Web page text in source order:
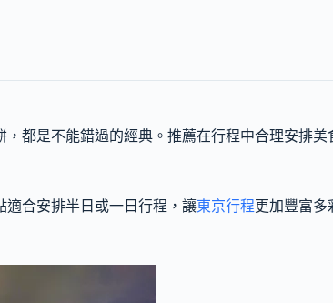
都是不能錯過的經典。推薦在行程中合理安排美
適合安排半日或一日行程，讓東京行程更加豐富多